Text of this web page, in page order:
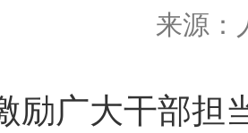
来源：
广大干部担